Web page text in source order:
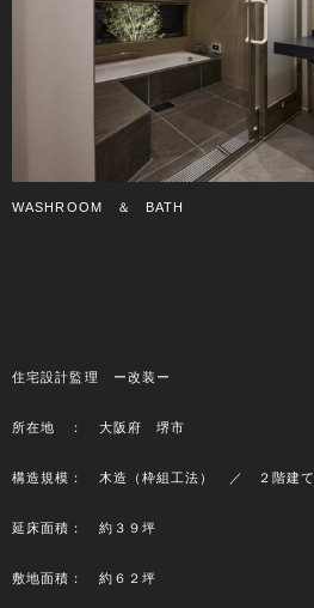
WASHROOM ＆ BATH
住宅設計監理 ー改装ー
所在地 ： 大阪府 堺市
構造規模： 木造（枠組工法） ／ ２階建て
延床面積： 約３９坪
敷地面積： 約６２坪